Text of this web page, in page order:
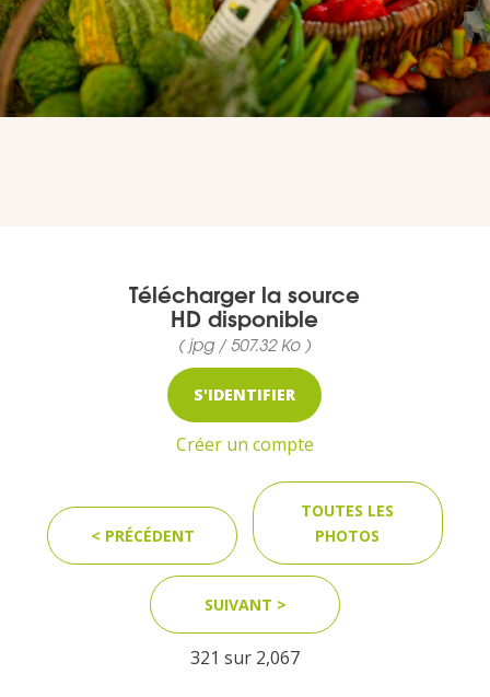
Journaliste
L'IRT
Marchés / Achats
Photothèque
Documents
Télécharger la source
HD disponible
( jpg / 507.32 Ko )
S'IDENTIFIER
Créer un compte
< PRÉCÉDENT
TOUTES LES
PHOTOS
SUIVANT >
321 sur 2,067